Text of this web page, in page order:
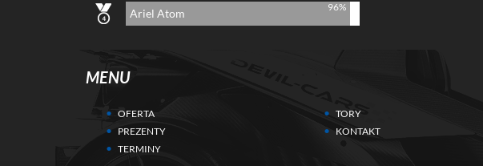
96%
Ariel Atom
MENU
OFERTA
PREZENTY
TERMINY
TORY
KONTAKT